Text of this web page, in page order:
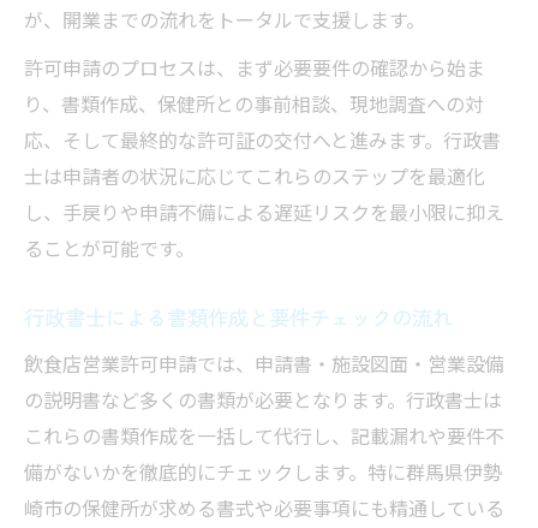
が、開業までの流れをトータルで支援します。
許可申請のプロセスは、まず必要要件の確認から始ま
り、書類作成、保健所との事前相談、現地調査への対
応、そして最終的な許可証の交付へと進みます。行政書
士は申請者の状況に応じてこれらのステップを最適化
し、手戻りや申請不備による遅延リスクを最小限に抑え
ることが可能です。
行政書士による書類作成と要件チェックの流れ
飲食店営業許可申請では、申請書・施設図面・営業設備
の説明書など多くの書類が必要となります。行政書士は
これらの書類作成を一括して代行し、記載漏れや要件不
備がないかを徹底的にチェックします。特に群馬県伊勢
崎市の保健所が求める書式や必要事項にも精通している